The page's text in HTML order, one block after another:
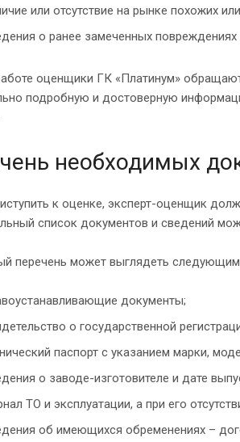
или отсутствие на рынке похожих
о ранее замеченных повреждениях
оценщики ГК «Платинум»
подробную и достоверную
необходимых
к оценке, эксперт-оценщик
список документов и сведений
перечень может выглядеть
документы;
о государственной
паспорт с указанием марки,
о заводе-изготовителе и дате
ТО и эксплуатации, а при его
об имеющихся обременениях –